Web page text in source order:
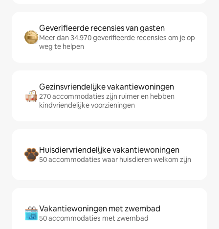
Geverifieerde recensies van gasten
Meer dan 34.970 geverifieerde recensies om je op
weg te helpen
Gezinsvriendelijke vakantiewoningen
270 accommodaties zijn ruimer en hebben
kindvriendelijke voorzieningen
Huisdiervriendelijke vakantiewoningen
50 accommodaties waar huisdieren welkom zijn
Vakantiewoningen met zwembad
50 accommodaties met zwembad